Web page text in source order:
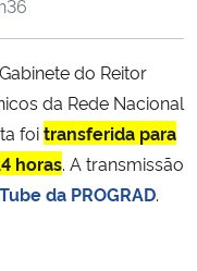
do Reitor
da Rede Nacional
foitransferida para
horas. A transmissão
da PROGRAD.